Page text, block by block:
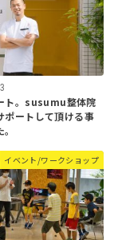
ト。susumu整体院
ポートして頂ける事
イベント/ワークショップ